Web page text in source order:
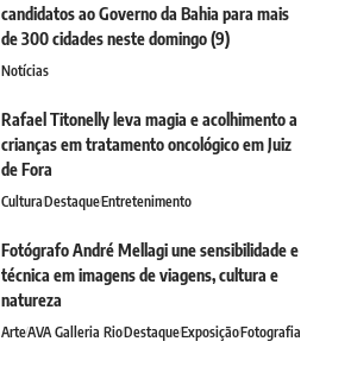
candidatos ao Governo da Bahia para mais
de 300 cidades neste domingo (9)
Notícias
Rafael Titonelly leva magia e acolhimento a
crianças em tratamento oncológico em Juiz
de Fora
CulturaDestaqueEntretenimento
Fotógrafo André Mellagi une sensibilidade e
técnica em imagens de viagens, cultura e
natureza
ArteAVA Galleria RioDestaqueExposiçãoFotografia